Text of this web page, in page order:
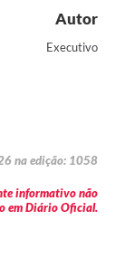
Autor
Executivo
na edição: 1058
informativo não
em Diário Oficial.